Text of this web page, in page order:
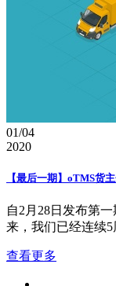
01/04
2020
【最后一期】oTMS货
自2月28日发布第
来，我们已经连续
查看更多